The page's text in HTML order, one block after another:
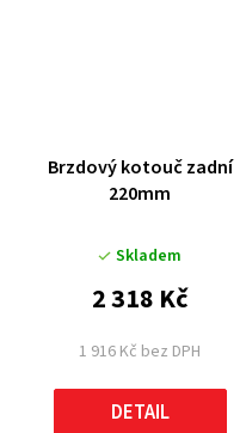
Brzdový kotouč zadní
220mm
Skladem
1 916 Kč bez DPH
2 318 Kč
DETAIL